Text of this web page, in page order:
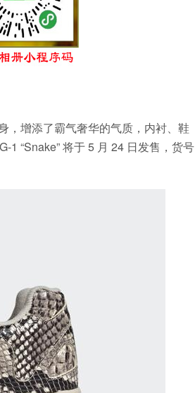
，增添了霸气奢华的气质，内衬、鞋
“Snake” 将于 5 月 24 日发售，货号